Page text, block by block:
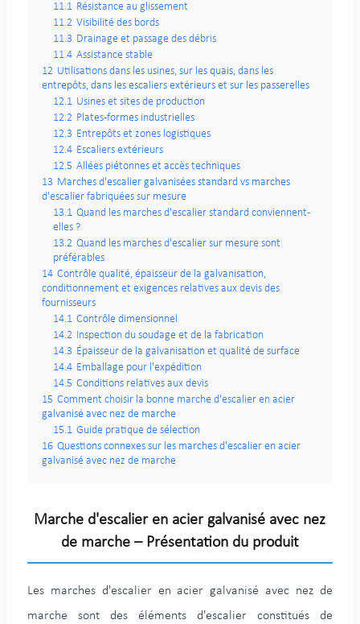
11.1 Résistance au glissement
11.2 Visibilité des bords
11.3 Drainage et passage des débris
11.4 Assistance stable
12 Utilisations dans les usines, sur les quais, dans les
entrepôts, dans les escaliers extérieurs et sur les passerelles
12.1 Usines et sites de production
12.2 Plates-formes industrielles
12.3 Entrepôts et zones logistiques
12.4 Escaliers extérieurs
12.5 Allées piétonnes et accès techniques
13 Marches d'escalier galvanisées standard vs marches
d'escalier fabriquées sur mesure
13.1 Quand les marches d'escalier standard conviennent-
elles ?
13.2 Quand les marches d'escalier sur mesure sont
préférables
14 Contrôle qualité, épaisseur de la galvanisation,
conditionnement et exigences relatives aux devis des
fournisseurs
14.1 Contrôle dimensionnel
14.2 Inspection du soudage et de la fabrication
14.3 Épaisseur de la galvanisation et qualité de surface
14.4 Emballage pour l'expédition
14.5 Conditions relatives aux devis
15 Comment choisir la bonne marche d'escalier en acier
galvanisé avec nez de marche
15.1 Guide pratique de sélection
16 Questions connexes sur les marches d'escalier en acier
galvanisé avec nez de marche
Marche d'escalier en acier galvanisé avec nez
de marche – Présentation du produit
Les marches d'escalier en acier galvanisé avec nez de
marche sont des éléments d'escalier constitués de